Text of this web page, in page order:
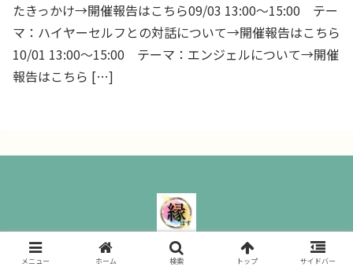
たきっかけ→開催報告はこちら09/03 13:00～15:00 テー
マ：ハイヤーセルフとの対話について→開催報告はこちら
10/01 13:00～15:00 テーマ：エンジェルについて→開催
報告はこちら […]
縁ぱす｜ All Rights Reserved.
メニュー ホーム 検索 トップ サイドバー